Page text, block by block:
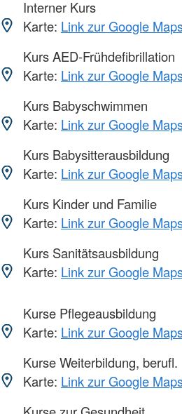
Interner Kurs
Karte: Link zur Google
Kurs AED-Frühdefibrillation
Karte: Link zur Google
Kurs Babyschwimmen
Karte: Link zur Google
Kurs Babysitterausbildung
Karte: Link zur Google
Kurs Kinder und Familie
Karte: Link zur Google
Kurs Sanitätsausbildung
Karte: Link zur Google
Kurse Pflegeausbildung
Karte: Link zur Google
Kurse Weiterbildung, berufl.
Karte: Link zur Google